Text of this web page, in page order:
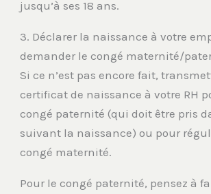
jusqu’à ses 18 ans.
3. Déclarer la naissance à votre
demander le congé maternité/
Si ce n’est pas encore fait,
certificat de naissance à votre RH
congé paternité (qui doit être pris
suivant la naissance) ou pour
congé maternité.
Pour le congé paternité, pensez à